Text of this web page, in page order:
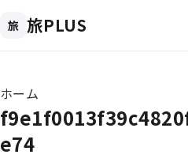
旅 旅PLUS
現在位置
ホーム
e74